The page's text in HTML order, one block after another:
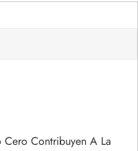
Contribuyen A La